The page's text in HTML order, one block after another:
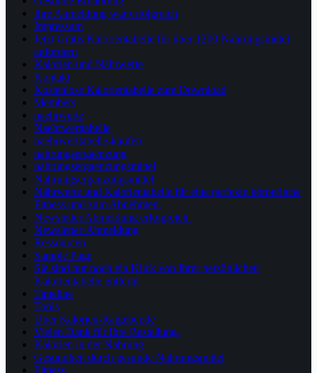
Ihre Anmeldung war erfolgreich
Impressum
Jetzt Gratis Kalorientabelle für über 1200 Nahrungsmittel
anfordern
Kalorien und Nährwerte
Kontakt
Kostenlose Kalorientabelle zum Download
Members
naehrwerte
Naehrwerttabelle
naehrwerttabelle-kaufen
nahrungsergaenzung
nahrungsergaenzungsmittel
Nahrungsergänzungsmittel
Nährwerte und Kalorientabelle für eine perfekte körperliche
Fitness und zum Abnehmen.
Newsletter Abmeldung erfolgreich.
Newsletter-Abmeldung
Ressourcen
Sample Page
Sie sind nur noch ein Klick von Ihrer persönlichen
Kalorientabelle entfernt
Timeline
Tools
Über Kalorien-Ratgeber.de
Vielen Dank für Ihre Bestellung.
Kalorien in der Nahrung
Gesundheit durch gesunde Nahrungsmittel
Fitness